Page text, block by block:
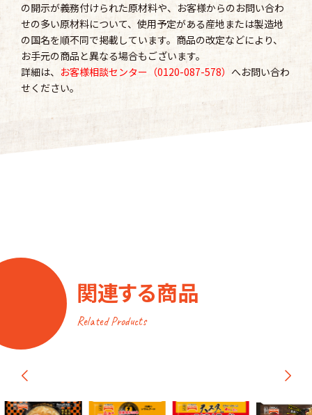
の開示が義務付けられた原材料や、お客様からのお問い合わ
せの多い原材料について、使用予定がある産地または製造地
の国名を順不同で掲載しています。商品の改定などにより、
お手元の商品と異なる場合もございます。
詳細は、 お客様相談センター（0120-087-578） へお問い合わ
せください。
関連する商品
Related Products